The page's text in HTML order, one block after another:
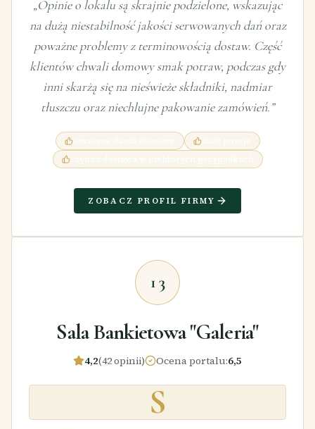
„Opinie o lokalu są skrajnie podzielone, wskazując
na dużą niestabilność jakości serwowanych dań oraz
poważne problemy z terminowością dostaw. Część
klientów chwali domowy smak potraw, podczas gdy
inni skarżą się na nieświeże składniki, nadmiar
tłuszczu oraz niechlujne pakowanie zamówień.”
smaczne dania domowe
duże porcje
szybka dostawa w niektórych przypadkach
ZOBACZ PROFIL FIRMY
13
Sala Bankietowa "Galeria"
4,2(42 opinii) Ocena portalu:6,5
S